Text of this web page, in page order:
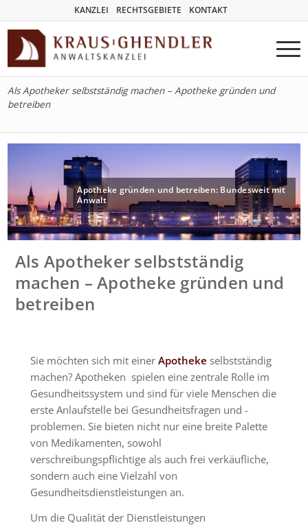
KANZLEI RECHTSGEBIETE KONTAKT
Als Apotheker selbstständig machen – Apotheke gründen und
betreiben
Apotheke gründen und betreiben: Bundesweit mit
Anwalt
Als Apotheker selbstständig
machen – Apotheke gründen und
betreiben
Sie möchten sich mit einerApotheke selbstständig
machen? Apotheken spielen eine zentrale Rolle im
Gesundheitssystem und sind für viele Menschen die
erste Anlaufstelle bei Gesundheitsfragen und -
problemen. Sie bieten nicht nur eine breite Palette
von Medikamenten, sowohl
verschreibungspflichtige als auch frei verkäufliche,
sondern auch eine Vielzahl von
Gesundheitsdienstleistungen an.
Um die Qualität der Dienstleistungen